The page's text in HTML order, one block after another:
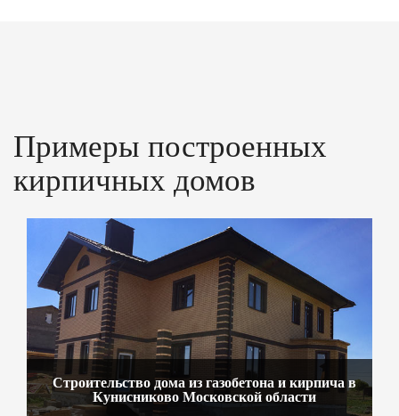
Примеры построенных
кирпичных домов
Строительство дома из газобетона и кирпича в
Кунисниково Московской области